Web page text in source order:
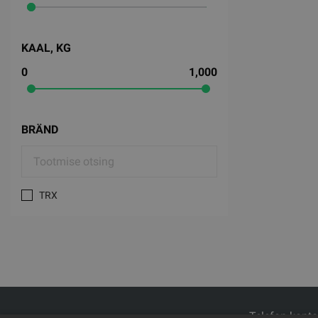
KAAL, KG
0
1,000
BRÄND
TRX